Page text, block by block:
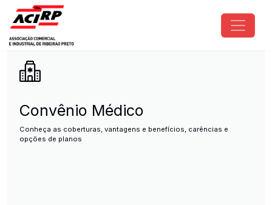
Pular para o conteúdo principal
ACIRP - Associação Comercial
Convênio Médico
Conheça as coberturas, vantagens e benefícios, carências e
opções de planos